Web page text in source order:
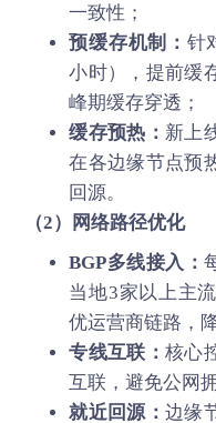
一致性；
预缓存机制： 针
小时），提前缓
峰期缓存穿透；
缓存预热： 新上
在各边缘节点预
回源。
（2）网络路径优化
BGP多线接入：
当地3家以上主
优运营商链路，
专线互联： 核心
互联，避免公网
就近回源： 边缘